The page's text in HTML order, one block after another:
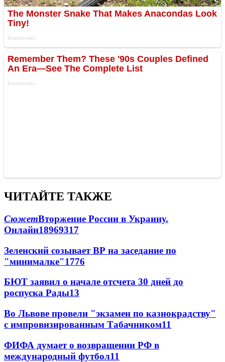
ЧИТАЙТЕ ТАКЖЕ
СюжетВторжение России в Украину.
Онлайн18969317
Зеленский созывает ВР на заседание по
"минималке"1776
БЮТ заявил о начале отсчета 30 дней до
роспуска Рады13
Во Львове провели "экзамен по казнокрадству"
с импровизированным Табачником11
ФИФА думает о возвращении РФ в
международный футбол11